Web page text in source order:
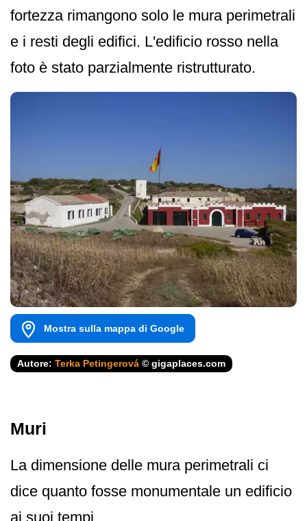
fortezza rimangono solo le mura perimetrali
e i resti degli edifici. L'edificio rosso nella
foto è stato parzialmente ristrutturato.
Mostra sulla mappa di Google
Autore: Terka Petingerová © gigaplaces.com
Muri
La dimensione delle mura perimetrali ci
dice quanto fosse monumentale un edificio
ai suoi tempi.